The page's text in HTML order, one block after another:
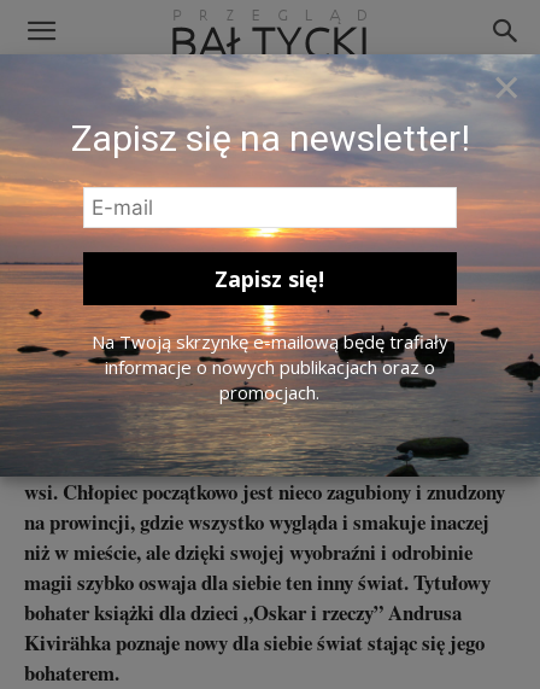
Fragment okładki „Oskar i rzeczy”
O książce dla dzieci „Oskar i
rzeczy” Andrusa Kivirähka
Oskar to sześciolatek, który lato spędza u swojej babci na
wsi. Chłopiec początkowo jest nieco zagubiony i znudzony
na prowincji, gdzie wszystko wygląda i smakuje inaczej
niż w mieście, ale dzięki swojej wyobraźni i odrobinie
magii szybko oswaja dla siebie ten inny świat. Tytułowy
bohater książki dla dzieci „Oskar i rzeczy” Andrusa
Kivirähka poznaje nowy dla siebie świat stając się jego
bohaterem.
×
Zapisz się na newsletter!
Na Twoją skrzynkę e-mailową będę trafiały
informacje o nowych publikacjach oraz o
promocjach.